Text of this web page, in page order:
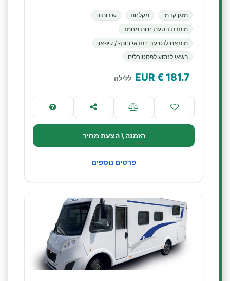
מזגן קדמי מקלחת
שירותים
מותרת הסעת חיות מחמד
מותאם לנסיעה בתנאי חורף / קיפאון
רשאי לנסוע לפסטיבלים
181.7
€ EUR ללילה
הזמנה \ הצעת מחיר
פרטים נוספים